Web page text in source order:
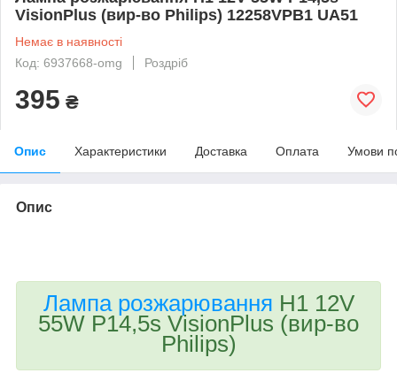
VisionPlus (вир-во Philips) 12258VPB1 UA51
Немає в наявності
Код: 6937668-omg
Роздріб
395 ₴
Опис Характеристики Доставка Оплата Умови
Опис
Лампа розжарювання H1 12V
55W P14,5s VisionPlus (вир-во
Philips)